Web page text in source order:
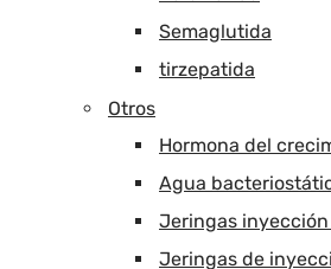
Semaglutida
tirzepatida
Otros
Hormona del
Agua
Jeringas
Jeringas de